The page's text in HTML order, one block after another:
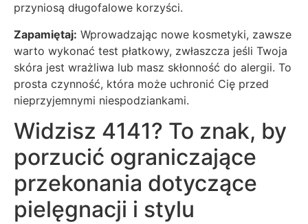
przyniosą długofalowe korzyści.
Zapamiętaj: Wprowadzając nowe kosmetyki, zawsze
warto wykonać test płatkowy, zwłaszcza jeśli Twoja
skóra jest wrażliwa lub masz skłonność do alergii. To
prosta czynność, która może uchronić Cię przed
nieprzyjemnymi niespodziankami.
Widzisz 4141? To znak, by
porzucić ograniczające
przekonania dotyczące
pielęgnacji i stylu